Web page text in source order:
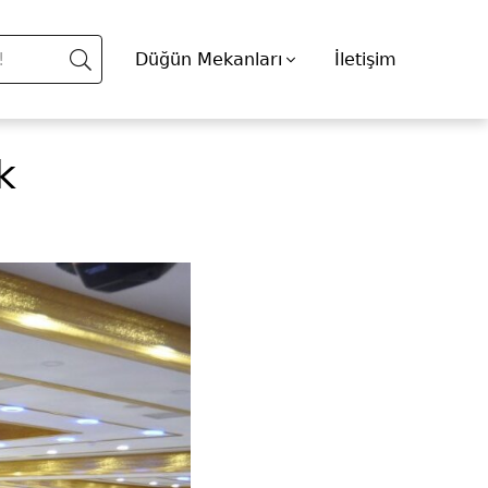
Düğün Mekanları İletişim